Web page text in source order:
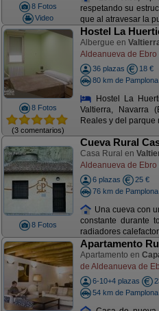
8 Fotos
Video
respetando su
que al atravesar la
8 Fotos
(3 comentarios)
Hostel La
Albergue en
Aldeanueva de Ebro
36 plazas
18 €
80 km de Pamplona
Hostel La
Valtierra, Navarra
Reales y del parque
8 Fotos
Cueva Rural
Casa Rural en
Aldeanueva de Ebro
6 plazas
25 €
76 km de Pamplona
Una cueva con
constante durante
radiadores
Apartamento
Apartamento en
de Aldeanueva de
6-10+4 plazas
54 km de Pamplona